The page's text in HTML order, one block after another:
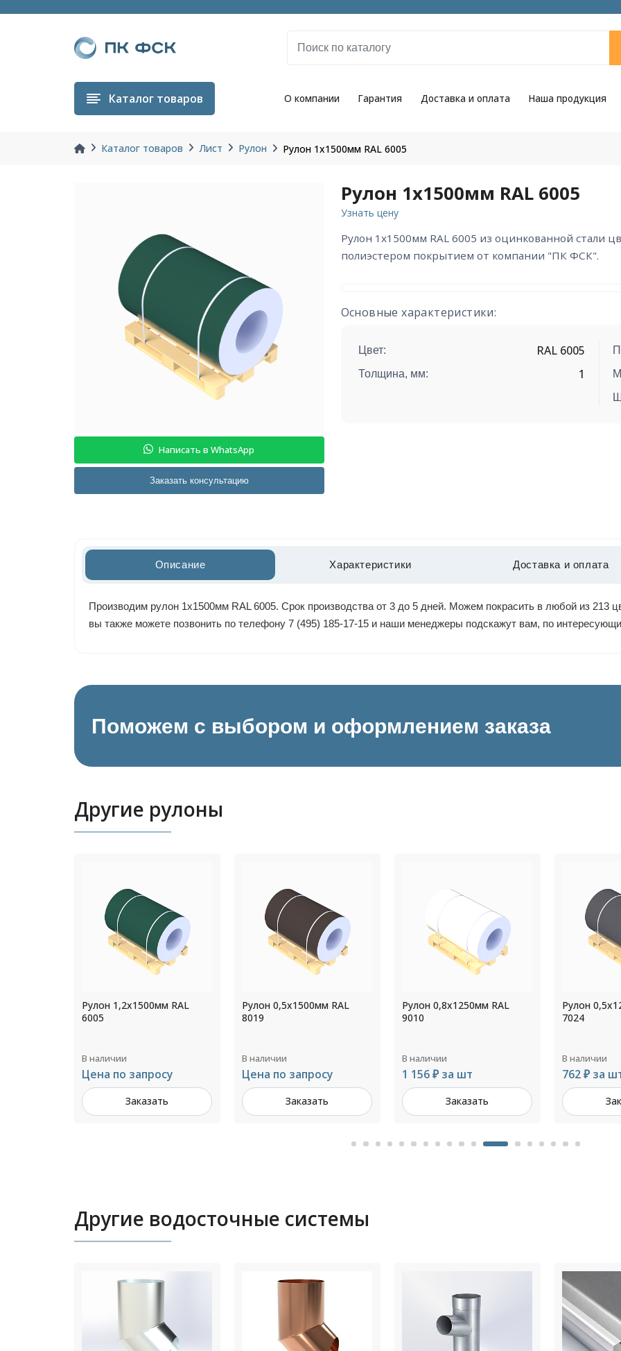
Каталог товаров О компании Гарантия Доставка и оплата Наша продукция
Каталог товаров Лист Рулон Рулон 1x1500мм RAL 6005
Написать в WhatsApp
Заказать консультацию
Рулон 1x1500мм RAL 6005
Узнать цену
рулон 1x1500мм RAL 6005 из оцинкованной стали цвета RAL 6005 с
полиэстером покрытием от компании "ПК ФСК".
Основные характеристики:
Цвет: RAL 6005
Толщина, мм: 1
Описание Характеристики Доставка и оплата
Производим рулон 1x1500мм RAL 6005. Срок производства от 3 до 5 дней. Можем покрасить в любой из 213
вы также можете позвонить по телефону 7 (495) 185-17-15 и наши менеджеры подскажут вам, по
Поможем с выбором и оформлением заказа
Другие рулоны
Рулон 0,5x1500мм RAL
8019
В наличии
Цена по запросу
Заказать
Рулон 0,8x1250мм RAL
9010
В наличии
1 156 ₽ за шт
Заказать
Рулон 0,5x1250мм RAL
7024
В наличии
762 ₽ за шт
Заказать
Рулон
6002
В наличии
Цена по
Другие водосточные системы